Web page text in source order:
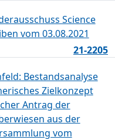
Science
vom 03.08.2021
21-2205
Bestandsanalyse
Zielkonzept
Antrag der
aus der
vom